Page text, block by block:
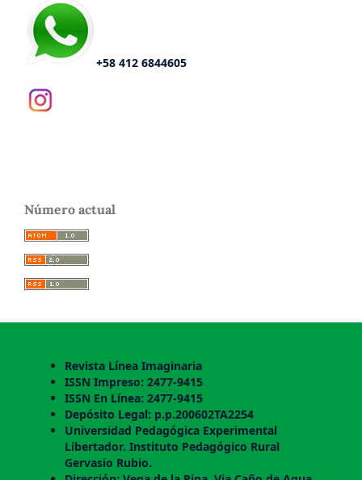
+58 412 6844605
Número actual
Revista Línea Imaginaria
ISSN Impreso: 2477-9415
ISSN En Línea: 2477-9415
Depósito Legal: p.p.200602TA2254
Universidad Pedagógica Experimental
Libertador. Instituto Pedagógico Rural
Gervasio Rubio.